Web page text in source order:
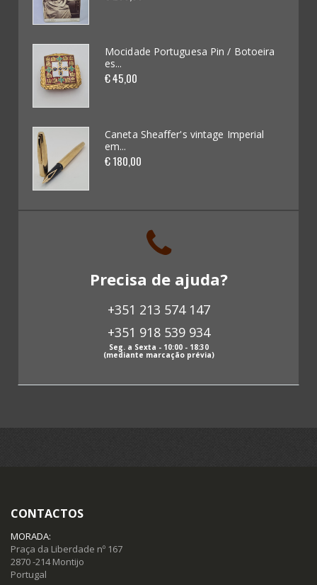
Automobilia (62)
Videojogos e Consolas (4)
Brinquedos (62)
Kits / Modelismo (46)
Cadernetas e Cromos (16)
Revistas antigas (0)
Papeis antigos (63)
Fotografias antigas (3)
Notas (19)
Mocidade Portuguesa Pin / Botoeira
es...
€ 45,00
Caneta Sheaffer's vintage Imperial
em...
€ 180,00
Precisa de ajuda?
+351 213 574 147
+351 918 539 934
Seg. a Sexta - 10:00 - 18:30
(mediante marcação prévia)
CONTACTOS
MORADA:
Praça da Liberdade nº 167
2870 -214 Montijo
Portugal